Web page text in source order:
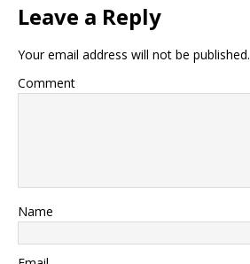
Leave a Reply
Your email address will not be published.
Comment
Name